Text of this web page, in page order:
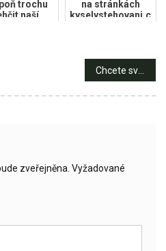
trochu
naší
na stránkách
kyselystehovani.cz
Chcete svým dětem dopřát dostatek pohybu? Pořiďte jim na zahradu vlastní trampolínu!
zveřejněna. Vyžadované